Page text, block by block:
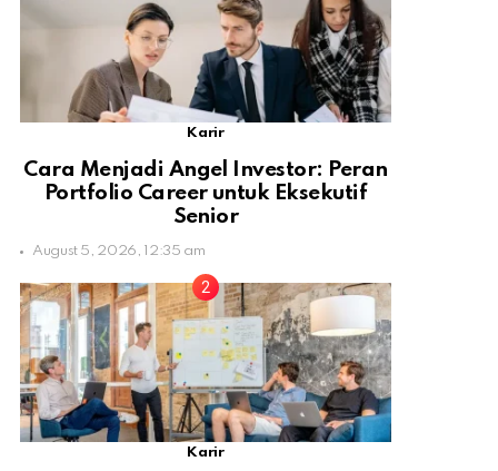
Karir
Cara Menjadi Angel Investor: Peran
Portfolio Career untuk Eksekutif
Senior
August 5, 2026, 12:35 am
Karir